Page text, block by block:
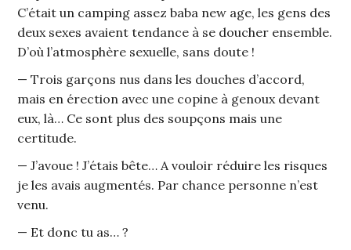
C’était un camping assez baba new age, les gens des
deux sexes avaient tendance à se doucher ensemble.
D’où l’atmosphère sexuelle, sans doute !
— Trois garçons nus dans les douches d’accord,
mais en érection avec une copine à genoux devant
eux, là… Ce sont plus des soupçons mais une
certitude.
— J’avoue ! J’étais bête… A vouloir réduire les risques
je les avais augmentés. Par chance personne n’est
venu.
— Et donc tu as… ?